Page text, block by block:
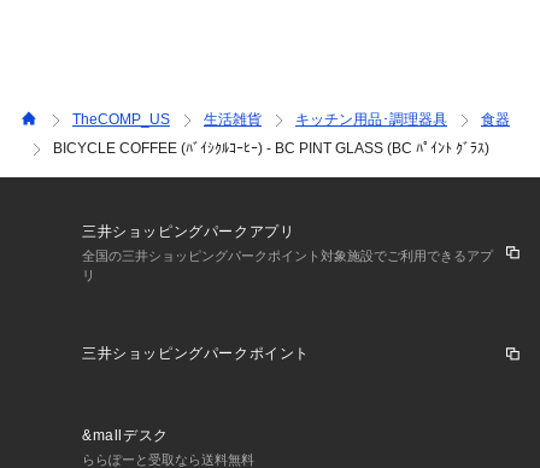
TheCOMP_US 生活雑貨 キッチン用品･調理器具
食器
BICYCLE COFFEE (ﾊﾞｲｼｸﾙｺｰﾋｰ) - BC PINT GLASS (BC ﾊﾟｲﾝﾄ ｸﾞﾗｽ)
三井ショッピングパークアプリ
全国の三井ショッピングパークポイント対象施設でご利用できるアプ
リ
三井ショッピングパークポイント
&mallデスク
ららぽーと受取なら送料無料